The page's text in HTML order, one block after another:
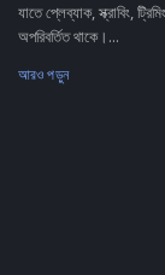
যাতে প্লেব্যাক, স্ক্রাবিং,
অপরিবর্তিত থাকে।...
আরও পড়ুন